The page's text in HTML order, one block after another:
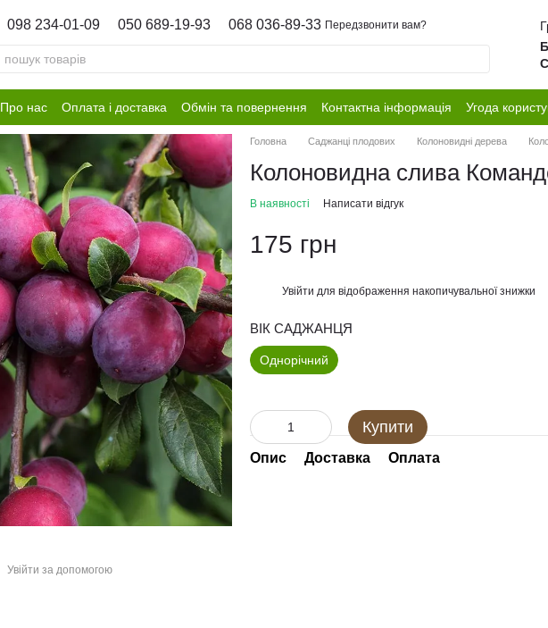
098 234-01-09 050 689-19-93 068 036-89-33 Передзвонити вам?
Про нас Оплата і доставка Обмін та повернення Контактна інформація Угода
Увійти за допомогою
Головна Саджанці плодових Колоновидні дерева
Колоновидна слива
В наявності Написати відгук
175 грн
Увійти для відображення накопичувальної знижки
ВІК САДЖАНЦЯ
Однорічний
Купити
Опис Доставка Оплата